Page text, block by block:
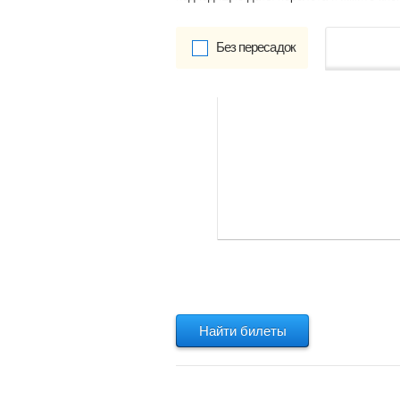
Без пересадок
Найти билеты